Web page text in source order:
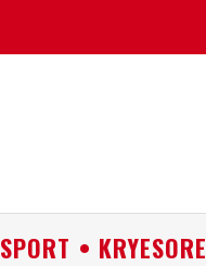
SPORT • KRYESORE